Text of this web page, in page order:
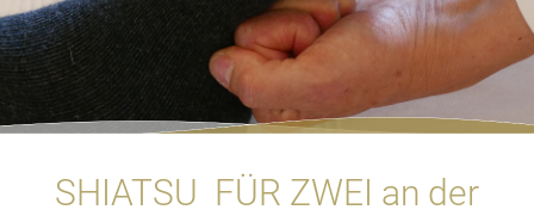
SHIATSU FÜR ZWEI an der